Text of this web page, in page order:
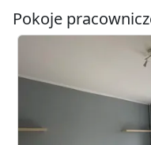
Pokoje